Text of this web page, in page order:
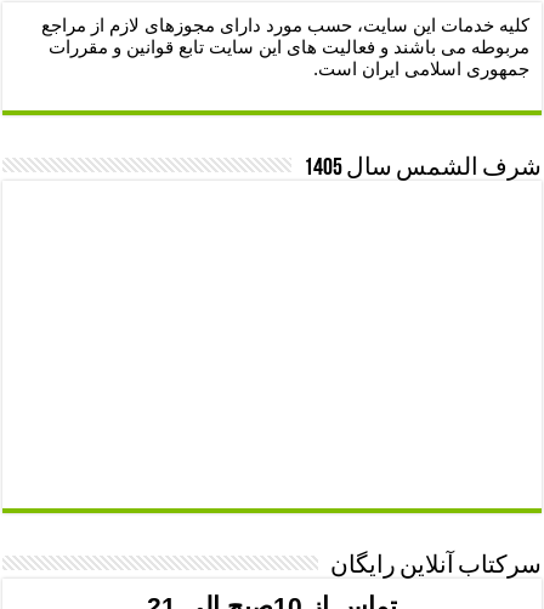
کلیه خدمات این سایت، حسب مورد دارای مجوزهای لازم از مراجع
مربوطه می باشند و فعالیت های این سایت تابع قوانین و مقررات
جمهوری اسلامی ایران است.
شرف الشمس سال 1405
سرکتاب آنلاین رایگان